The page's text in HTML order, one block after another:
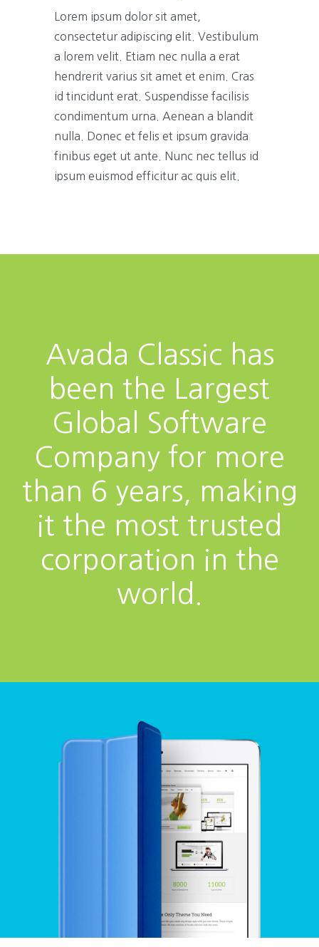
Lorem ipsum dolor sit amet,
consectetur adipiscing elit. Vestibulum
a lorem velit. Etiam nec nulla a erat
hendrerit varius sit amet et enim. Cras
id tincidunt erat. Suspendisse facilisis
condimentum urna. Aenean a blandit
nulla. Donec et felis et ipsum gravida
finibus eget ut ante. Nunc nec tellus id
ipsum euismod efficitur ac quis elit.
Avada Classic has
been the Largest
Global Software
Company for more
than 6 years, making
it the most trusted
corporation in the
world.